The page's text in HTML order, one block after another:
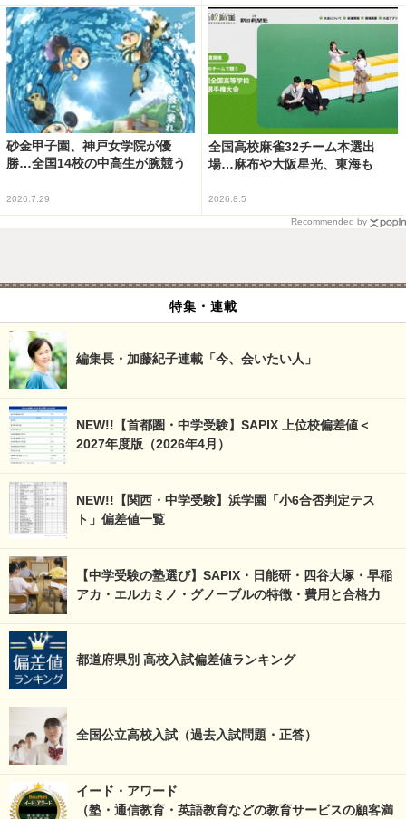
砂金甲子園、神戸女学院が優
勝…全国14校の中高生が腕競う
2026.7.29
全国高校麻雀32チーム本選出
場…麻布や大阪星光、東海も
2026.8.5
Recommended by
特集・連載
編集長・加藤紀子連載「今、会いたい人」
NEW!!【首都圏・中学受験】SAPIX 上位校偏差値＜
2027年度版（2026年4月）
NEW!!【関西・中学受験】浜学園「小6合否判定テス
ト」偏差値一覧
【中学受験の塾選び】SAPIX・日能研・四谷大塚・早稲
アカ・エルカミノ・グノーブルの特徴・費用と合格力
都道府県別 高校入試偏差値ランキング
全国公立高校入試（過去入試問題・正答）
イード・アワード
（塾・通信教育・英語教育などの教育サービスの顧客満